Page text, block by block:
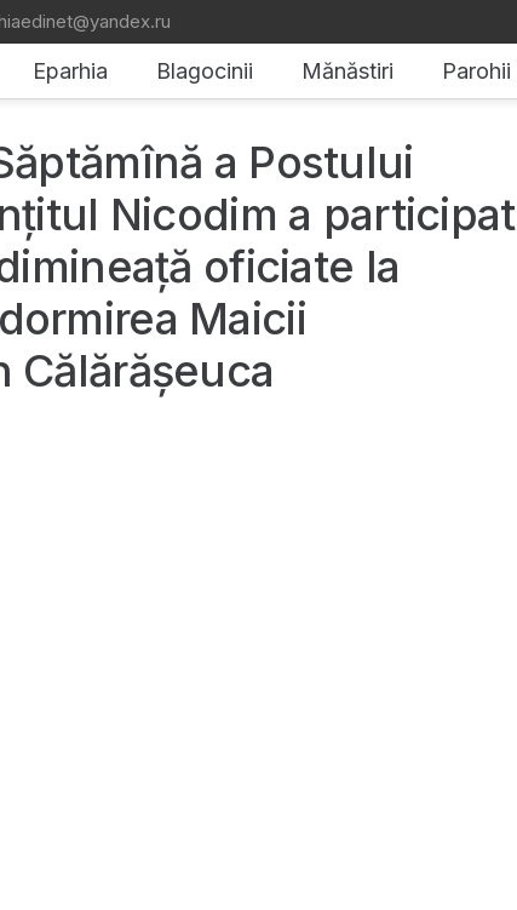
Eparhia Blagocinii Mănăstiri Parohii
a Postului
Nicodim a participat
oficiate la
Maicii
Călărăşeuca